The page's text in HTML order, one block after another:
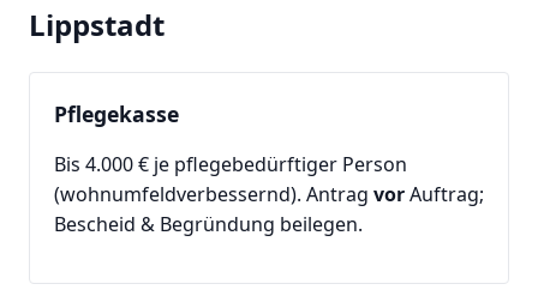
Lippstadt
Pflegekasse
Bis 4.000 € je pflegebedürftiger Person
(wohnumfeldverbessernd). Antrag vorAuftrag;
Bescheid & Begründung beilegen.